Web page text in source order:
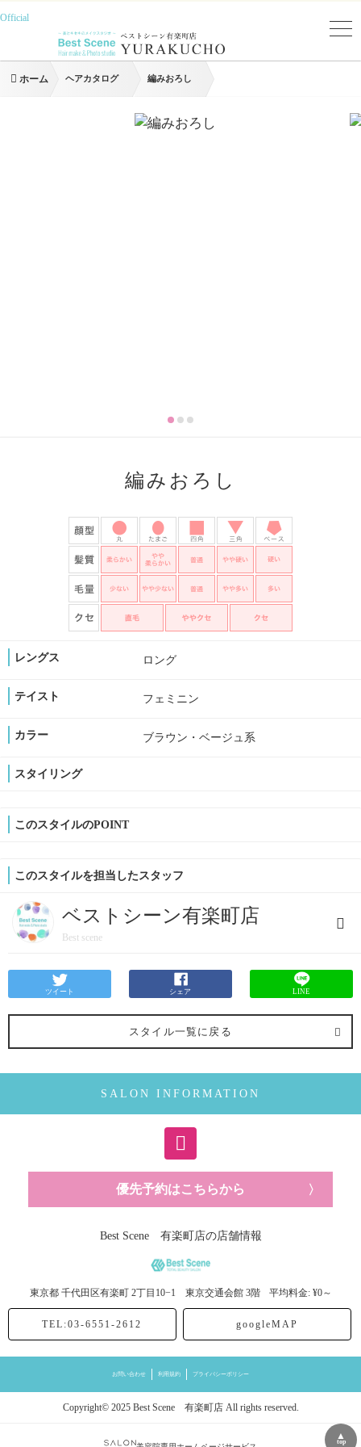
Official
ホーム ヘアカタログ 編みおろし
編みおろし
レングス ロング
テイスト フェミニン
カラー ブラウン・ベージュ系
スタイリング
このスタイルのPOINT
このスタイルを担当したスタッフ
ベストシーン有楽町店
Best scene
ツイート シェア LINE
スタイル一覧に戻る
SALON INFORMATION
優先予約はこちらから
Best Scene 有楽町店の店舗情報
東京都 千代田区有楽町 2丁目10−1 東京交通会館 3階 平均料金: ¥0～
TEL:03-6551-2612 googleMAP
お問い合わせ 利用規約 プライバシーポリシー
Copyright© 2025 Best Scene 有楽町店 All rights reserved.
▲
top